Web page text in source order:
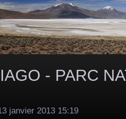
- PARC
janvier 2013 15:19